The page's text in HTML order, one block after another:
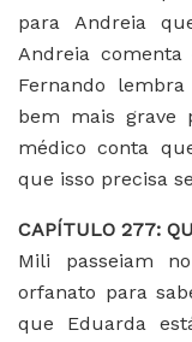
para Andreia
Andreia
Fernando
bem mais grave
médico conta
que isso precisa
CAPÍTULO 277:
Mili passeiam
orfanato para
que Eduarda